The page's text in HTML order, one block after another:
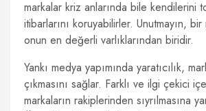
markalar kriz anlarında bile kendilerini
itibarlarını koruyabilirler. Unutmayın, bir
onun en değerli varlıklarından biridir.
Yankı medya yapımında yaratıcılık,
çıkmasını sağlar. Farklı ve ilgi çekici
markaların rakiplerinden sıyrılmasına